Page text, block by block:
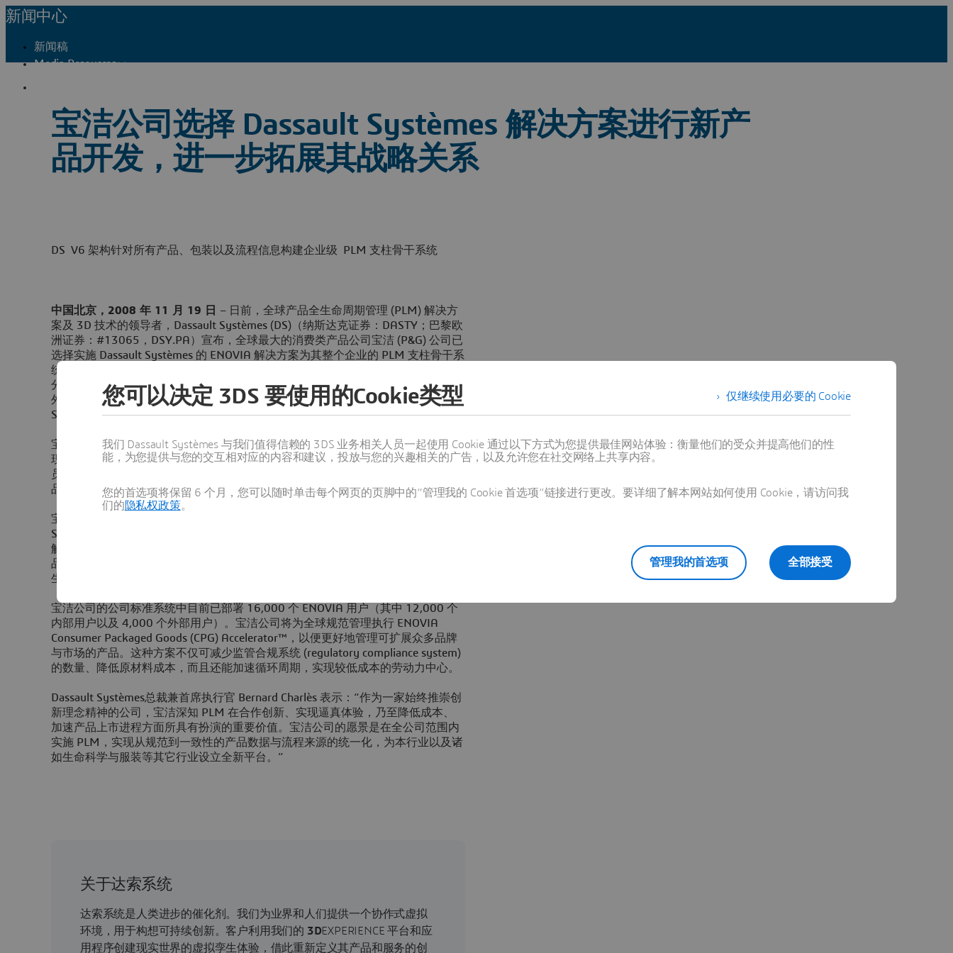
新闻中心
新闻稿
Media Resources
宝洁公司选择 Dassault Systèmes 解决方案进行新产
品开发，进一步拓展其战略关系
DS V6 架构针对所有产品、包装以及流程信息构建企业级 PLM 支柱骨干系统
中国北京，2008 年 11 月 19 日 – 日前，全球产品全生命周期管理 (PLM) 解决方
案及 3D 技术的领导者，Dassault Systèmes (DS)（纳斯达克证券：DASTY；巴黎欧
洲证券：#13065，DSY.PA）宣布，全球最大的消费类产品公司宝洁 (P&G) 公司已
选择实施 Dassault Systèmes 的 ENOVIA 解决方案为其整个企业的 PLM 支柱骨干系
统。宝洁公司与 Dassault Systèmes 有着长期的合作关系，在此基础上，宝洁将充
分利用Dassault Systèmes的系列产品，从而创建可支持产品开发的全球性平台。此
外，宝洁公司还将采用 Dassault Systèmes 的 3DVIA、SIMULIA、DELMIA 以及
Solidworks 等解决方案。
宝洁公司将使用基于 Dassault Systèmes 的 V6 技术构建的共用支柱骨干系统来整合
现有系统，更好地管理产品、包装以及流程信息。Dassault Système的平台可节省
员工调研调查产品原材料的时间。此外，由于该平台可通过统一的视图提供整个产
品的定义，因此可提高信息的准确度，加快产品开发进程。
宝洁公司 PLM 总监 Michael Telljohann 表示：“我们非常愉快能够与 Dassault
Systèmes 发展合作伙伴关系，并期望携手共进，共同创建可支持产品开发的企业级
解决方案。在像我们这种的大型企业中，设计与生产工艺都要涉及众多的品牌、产
品以及地域。 PLM使我们能够通过基本环节节省时间、降低成本，进而增强公司的
生产效率，强化我们的创新能力。”
宝洁公司的公司标准系统中目前已部署 16,000 个 ENOVIA 用户（其中 12,000 个
内部用户以及 4,000 个外部用户）。宝洁公司将为全球规范管理执行 ENOVIA
Consumer Packaged Goods (CPG) Accelerator™，以便更好地管理可扩展众多品牌
与市场的产品。这种方案不仅可减少监管合规系统 (regulatory compliance system)
的数量、降低原材料成本，而且还能加速循环周期，实现较低成本的劳动力中心。
Dassault Systèmes总裁兼首席执行官 Bernard Charlès 表示：“作为一家始终推崇创
新理念精神的公司，宝洁深知 PLM 在合作创新、实现逼真体验，乃至降低成本、
加速产品上市进程方面所具有扮演的重要价值。宝洁公司的愿景是在全公司范围内
实施 PLM，实现从规范到一致性的产品数据与流程来源的统一化，为本行业以及诸
如生命科学与服装等其它行业设立全新平台。”
关于达索系统
达索系统是人类进步的催化剂。我们为业界和人们提供一个协作式虚拟
环境，用于构想可持续创新。客户利用我们的 3DEXPERIENCE 平台和应
用程序创建现实世界的虚拟孪生体验，借此重新定义其产品和服务的创
仅继续使用必要的 Cookie
您可以决定 3DS 要使用的Cookie类型
我们 Dassault Systèmes 与我们值得信赖的 3DS 业务相关人员一起使用 Cookie 通过以下方式为您提供最佳网站体验：衡量他们的受众并提高他们的性
能，为您提供与您的交互相对应的内容和建议，投放与您的兴趣相关的广告，以及允许您在社交网络上共享内容。
您的首选项将保留 6 个月，您可以随时单击每个网页的页脚中的“管理我的 Cookie 首选项”链接进行更改。要详细了解本网站如何使用 Cookie，请访问我
们的隐私权政策。
全部接受
管理我的首选项